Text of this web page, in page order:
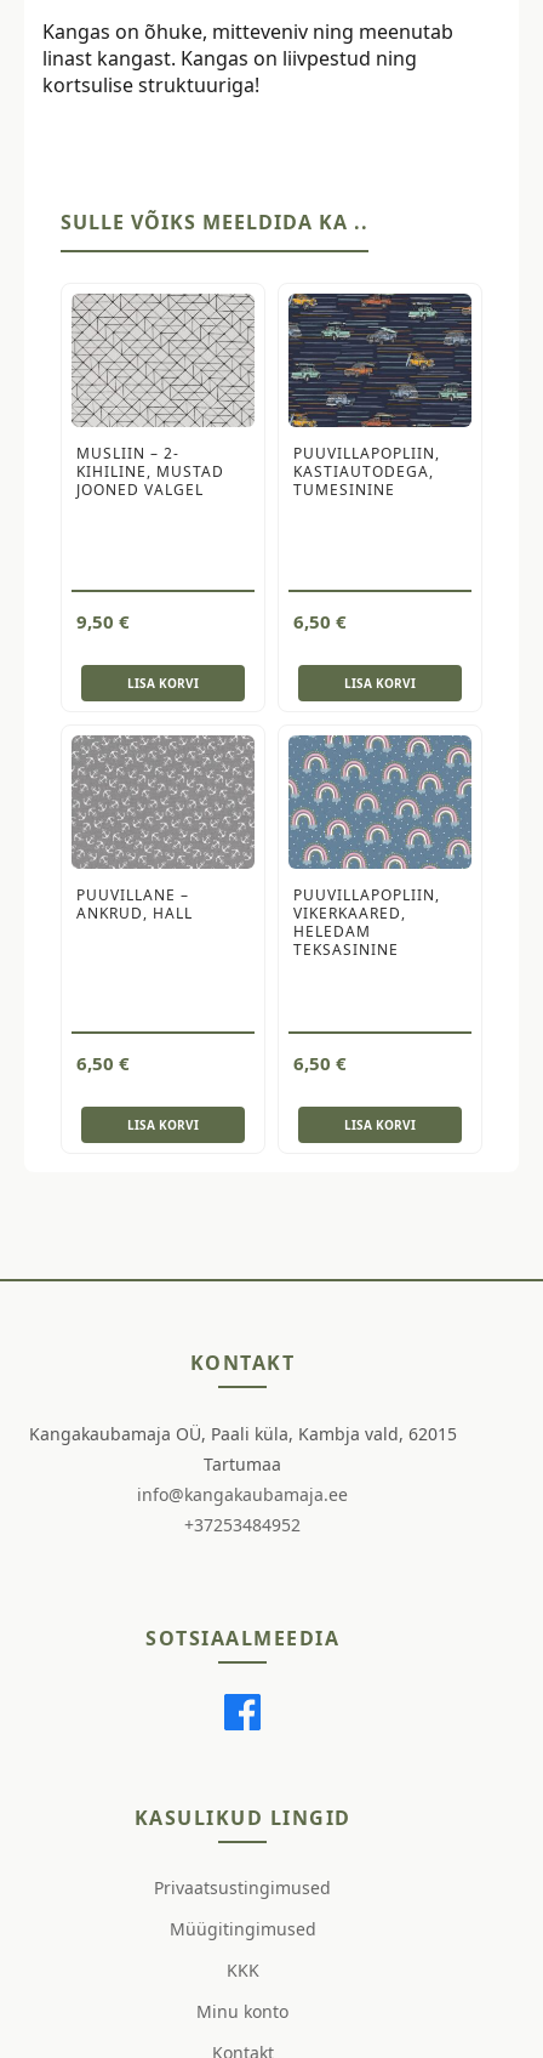
Kangas on õhuke, mitteveniv ning meenutab
linast kangast. Kangas on liivpestud ning
kortsulise struktuuriga!
SULLE VÕIKS MEELDIDA KA ..
MUSLIIN – 2-
KIHILINE, MUSTAD
JOONED VALGEL
9,50 €
LISA KORVI
PUUVILLAPOPLIIN,
KASTIAUTODEGA,
TUMESININE
6,50 €
LISA KORVI
PUUVILLANE –
ANKRUD, HALL
6,50 €
LISA KORVI
PUUVILLAPOPLIIN,
VIKERKAARED,
HELEDAM
TEKSASININE
6,50 €
LISA KORVI
KONTAKT
Kangakaubamaja OÜ, Paali küla, Kambja vald, 62015
Tartumaa
info@kangakaubamaja.ee
+37253484952
SOTSIAALMEEDIA
KASULIKUD LINGID
Privaatsustingimused
Müügitingimused
KKK
Minu konto
Kontakt